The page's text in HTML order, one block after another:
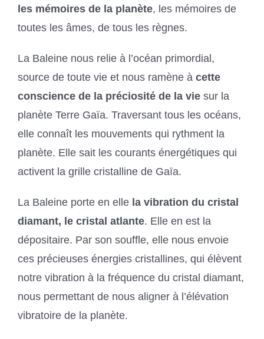
les mémoires de la planète, les mémoires de
toutes les âmes, de tous les règnes.
La Baleine nous relie à l’océan primordial,
source de toute vie et nous ramène à cette
conscience de la préciosité de la viesur la
planète Terre Gaïa. Traversant tous les océans,
elle connaît les mouvements qui rythment la
planète. Elle sait les courants énergétiques qui
activent la grille cristalline de Gaïa.
La Baleine porte en elle la vibration du cristal
diamant, le cristal atlante. Elle en est la
dépositaire. Par son souffle, elle nous envoie
ces précieuses énergies cristallines, qui élèvent
notre vibration à la fréquence du cristal diamant,
nous permettant de nous aligner à l’élévation
vibratoire de la planète.